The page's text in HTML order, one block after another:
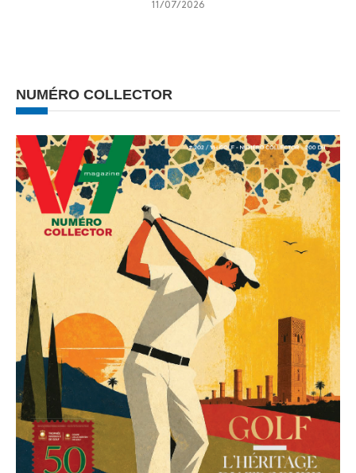
11/07/2026
NUMÉRO COLLECTOR